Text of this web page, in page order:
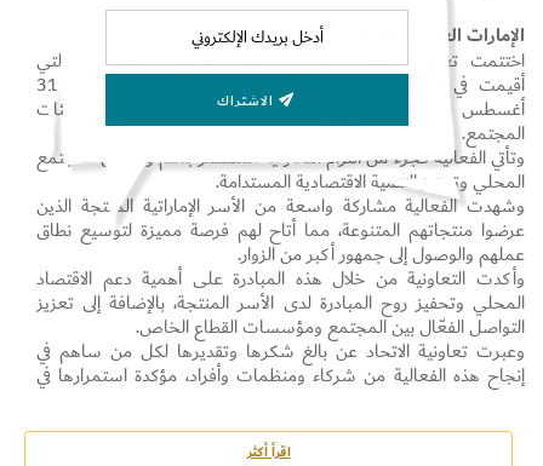
الإمارات العربية المتحدة، إمارة دبي:
اختتمت تعاونية الاتحاد فعاليتها الخاصة بـ”العودة للمدارس” التي
أقيمت في البرشاء مول خلال الفترة من 28 أغسطس وحتى 31
أغسطس 2025، وسط إقبال وتفاعل متميز من مختلف فئات
المجتمع.
وتأتي الفعالية كجزء من التزام التعاونية المستمر بدعم وتمكين المجتمع
المحلي وتعزيز التنمية الاقتصادية المستدامة.
وشهدت الفعالية مشاركة واسعة من الأسر الإماراتية المنتجة الذين
عرضوا منتجاتهم المتنوعة، مما أتاح لهم فرصة مميزة لتوسيع نطاق
عملهم والوصول إلى جمهور أكبر من الزوار.
وأكدت التعاونية من خلال هذه المبادرة على أهمية دعم الاقتصاد
المحلي وتحفيز روح المبادرة لدى الأسر المنتجة، بالإضافة إلى تعزيز
التواصل الفعّال بين المجتمع ومؤسسات القطاع الخاص.
وعبرت تعاونية الاتحاد عن بالغ شكرها وتقديرها لكل من ساهم في
إنجاح هذه الفعالية من شركاء ومنظمات وأفراد، مؤكدة استمرارها في
إطلاق مبادرات مماثلة تخدم المجتمع وتدعم فئات مختلفة من
المواطنين والمقيمين.
اقرأ أكثر